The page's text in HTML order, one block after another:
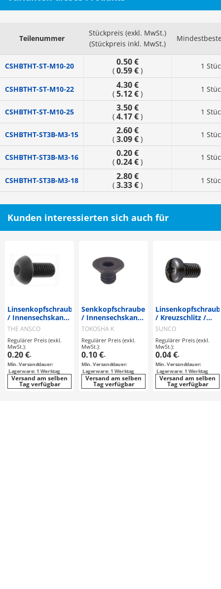
Teilenummer
Stückpreis (exkl. MwSt.)
(Stückpreis inkl. MwSt.)
CSHBTHT-ST-M10-20 0.50 €
( 0.59 € ) 1
CSHBTHT-ST-M10-22 4.30 €
( 5.12 € ) 1
CSHBTHT-ST-M10-25 3.50 €
( 4.17 € ) 1
CSHBTHT-ST3B-M3-15 2.60 €
( 3.09 € ) 1
CSHBTHT-ST3B-M3-16 0.20 €
( 0.24 € ) 1
CSHBTHT-ST3B-M3-18 2.80 €
( 3.33 € ) 1
Kunden interessierten sich auch für
Linsenkopfschrauben
/ Innensechskant /
Stahl /
Behandlung
wählbar /
CSHBTAS
THE ANSCO
Regulärer Preis (exkl.
MwSt.):
0.20 €-
Min. Versanddauer:
Lagerware: 1 Werktag
Versand am selben
Tag verfügbar
Senkkopfschrauben
/ Innensechskant /
Stahl / 10.9 /
Beschichtung
wählbar /
CSHCSHT
TOKOSHA K
Regulärer Preis (exkl.
MwSt.):
0.10 €-
Min. Versanddauer:
Lagerware: 1 Werktag
Versand am selben
Tag verfügbar
/ Kreuzschlitz /
Schlitz
SUNCO
Regulärer Preis (exkl.
MwSt.):
0.04 €-
Min. Versanddauer:
Lagerware: 1 Werktag
Versand am selben
Tag verfügbar